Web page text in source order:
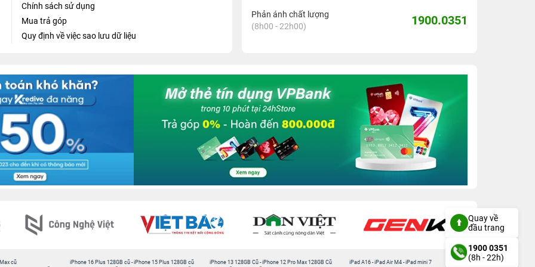
chất lượng âm thanh tuyệt vời. Với công nghệ loa kép và Amplier Class-D, các sản phẩm của Marshall mang
đa dạng về kích cỡ và công suất, phù hợp với nhu cầu sử dụng của tất cả mọi người sử dụng. Từ các sản
suất 10W cho đến những sản phẩm lớn hơn như loa Marshall Woburn II với công suất lên tới 110W, tất cả
cá nhân đến phòng hát gia đình. Vì thế, bạn có thể chọn mua cho mình những chiếc loa phù hợp với không gian
Chính sách sử dụng
Mua trả góp
Quy định về việc sao lưu dữ liệu
Phản ánh chất lượng
(8h00 - 22h00)
1900.0351
cũ
iPhone 16 Plus 128GB cũ -iPhone 15 Plus 128GB cũ
iPhone 13 128GB Cũ -iPhone 12 Pro Max 128GB Cũ
iPad A16 -iPad Air M4 -iPad mini 7
Quay về
đầu trang
1900 0351
(8h - 22h)